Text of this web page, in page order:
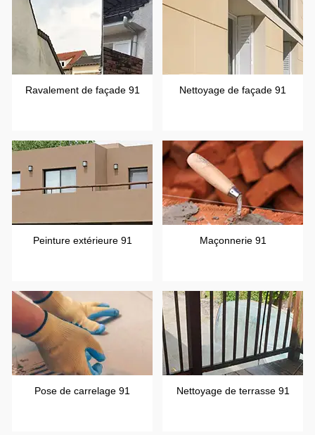
Ravalement de façade 91 Nettoyage de façade 91
Peinture extérieure 91 Maçonnerie 91
Pose de carrelage 91 Nettoyage de terrasse 91